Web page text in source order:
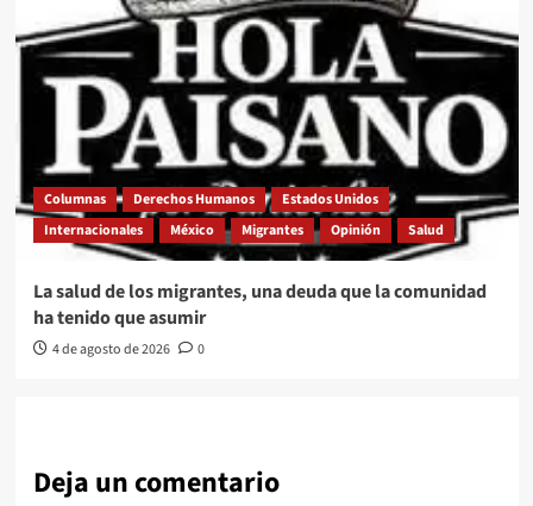
Columnas Derechos Humanos
Estados Unidos
Internacionales
México Migrantes Opinión Salud
La salud de los migrantes, una deuda que la comunidad
ha tenido que asumir
4 de agosto de 2026 0
Deja un comentario